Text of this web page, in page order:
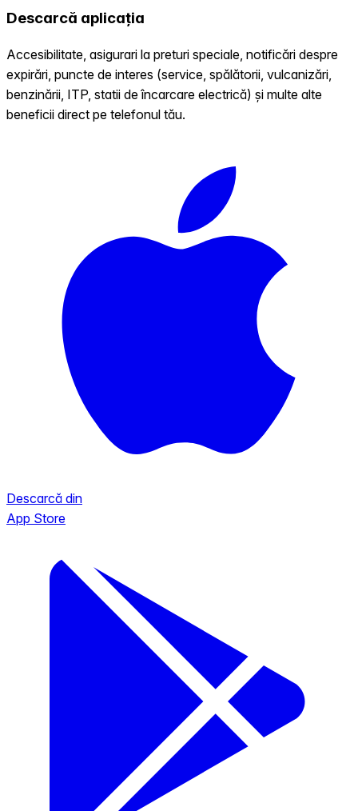
Descarcă aplicația
Accesibilitate, asigurari la preturi speciale, notificări despre
expirări, puncte de interes (service, spălătorii, vulcanizări,
benzinării, ITP, statii de încarcare electrică) și multe alte
beneficii direct pe telefonul tău.
Descarcă din
App Store